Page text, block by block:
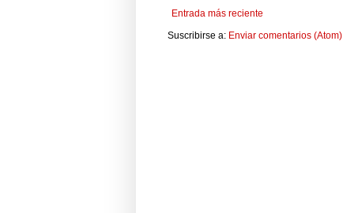
Entrada más reciente
Suscribirse a: Enviar comentarios (Atom)